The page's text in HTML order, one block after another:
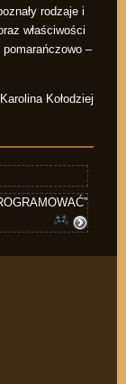
rodzaje i
właściwości
pomarańczowo –
Kołodziej